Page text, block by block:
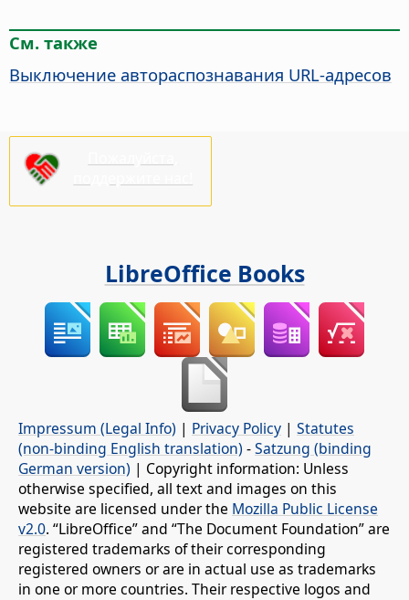
См. также
Выключение автораспознавания URL-адресов
LibreOffice Books
Impressum (Legal Info) | Privacy Policy | Statutes
(non-binding English translation) -Satzung (binding
German version) | Copyright information: Unless
otherwise specified, all text and images on this
website are licensed under the Mozilla Public License
v2.0. “LibreOffice” and “The Document Foundation” are
registered trademarks of their corresponding
registered owners or are in actual use as trademarks
in one or more countries. Their respective logos and